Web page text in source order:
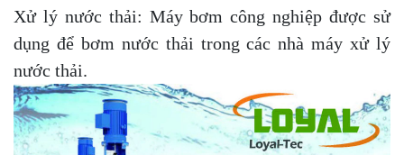
Xử lý nước thải: Máy bơm công nghiệp được sử
dụng để bơm nước thải trong các nhà máy xử lý
nước thải.